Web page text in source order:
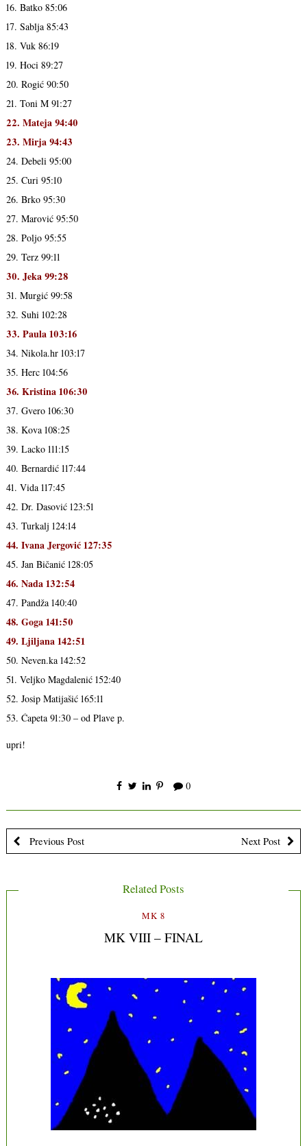
16. Batko 85:06
17. Sablja 85:43
18. Vuk 86:19
19. Hoci 89:27
20. Rogić 90:50
21. Toni M 91:27
22. Mateja 94:40
23. Mirja 94:43
24. Debeli 95:00
25. Curi 95:10
26. Brko 95:30
27. Marović 95:50
28. Poljo 95:55
29. Terz 99:11
30. Jeka 99:28
31. Murgić 99:58
32. Suhi 102:28
33. Paula 103:16
34. Nikola.hr 103:17
35. Herc 104:56
36. Kristina 106:30
37. Gvero 106:30
38. Kova 108:25
39. Lacko 111:15
40. Bernardić 117:44
41. Vida 117:45
42. Dr. Dasović 123:51
43. Turkalj 124:14
44. Ivana Jergović 127:35
45. Jan Bičanić 128:05
46. Nada 132:54
47. Pandža 140:40
48. Goga 141:50
49. Ljiljana 142:51
50. Neven.ka 142:52
51. Veljko Magdalenić 152:40
52. Josip Matijašić 165:11
53. Ćapeta 91:30 – od Plave p.
upri!
0
Previous Post Next Post
Related Posts
MK 8
MK VIII – FINAL